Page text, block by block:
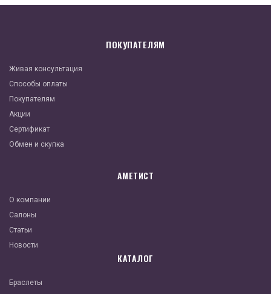
ПОКУПАТЕЛЯМ
Живая консультация
Способы оплаты
Покупателям
Акции
Сертификат
Обмен и скупка
АМЕТИСТ
О компании
Салоны
Статьи
Новости
КАТАЛОГ
Браслеты